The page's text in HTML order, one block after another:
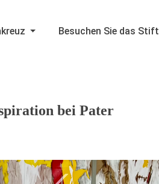
Besuchen Sie das Stift
bei Pater